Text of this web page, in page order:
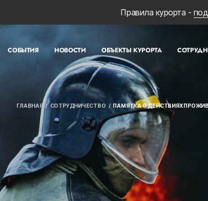
СОБЫТИЯ НОВОСТИ ОБЪЕКТЫ КУРОРТА
Правила курорта -
ГЛАВНАЯ СОТРУДНИЧЕСТВО ПАМЯТКА О ДЕЙСТВИЯХ